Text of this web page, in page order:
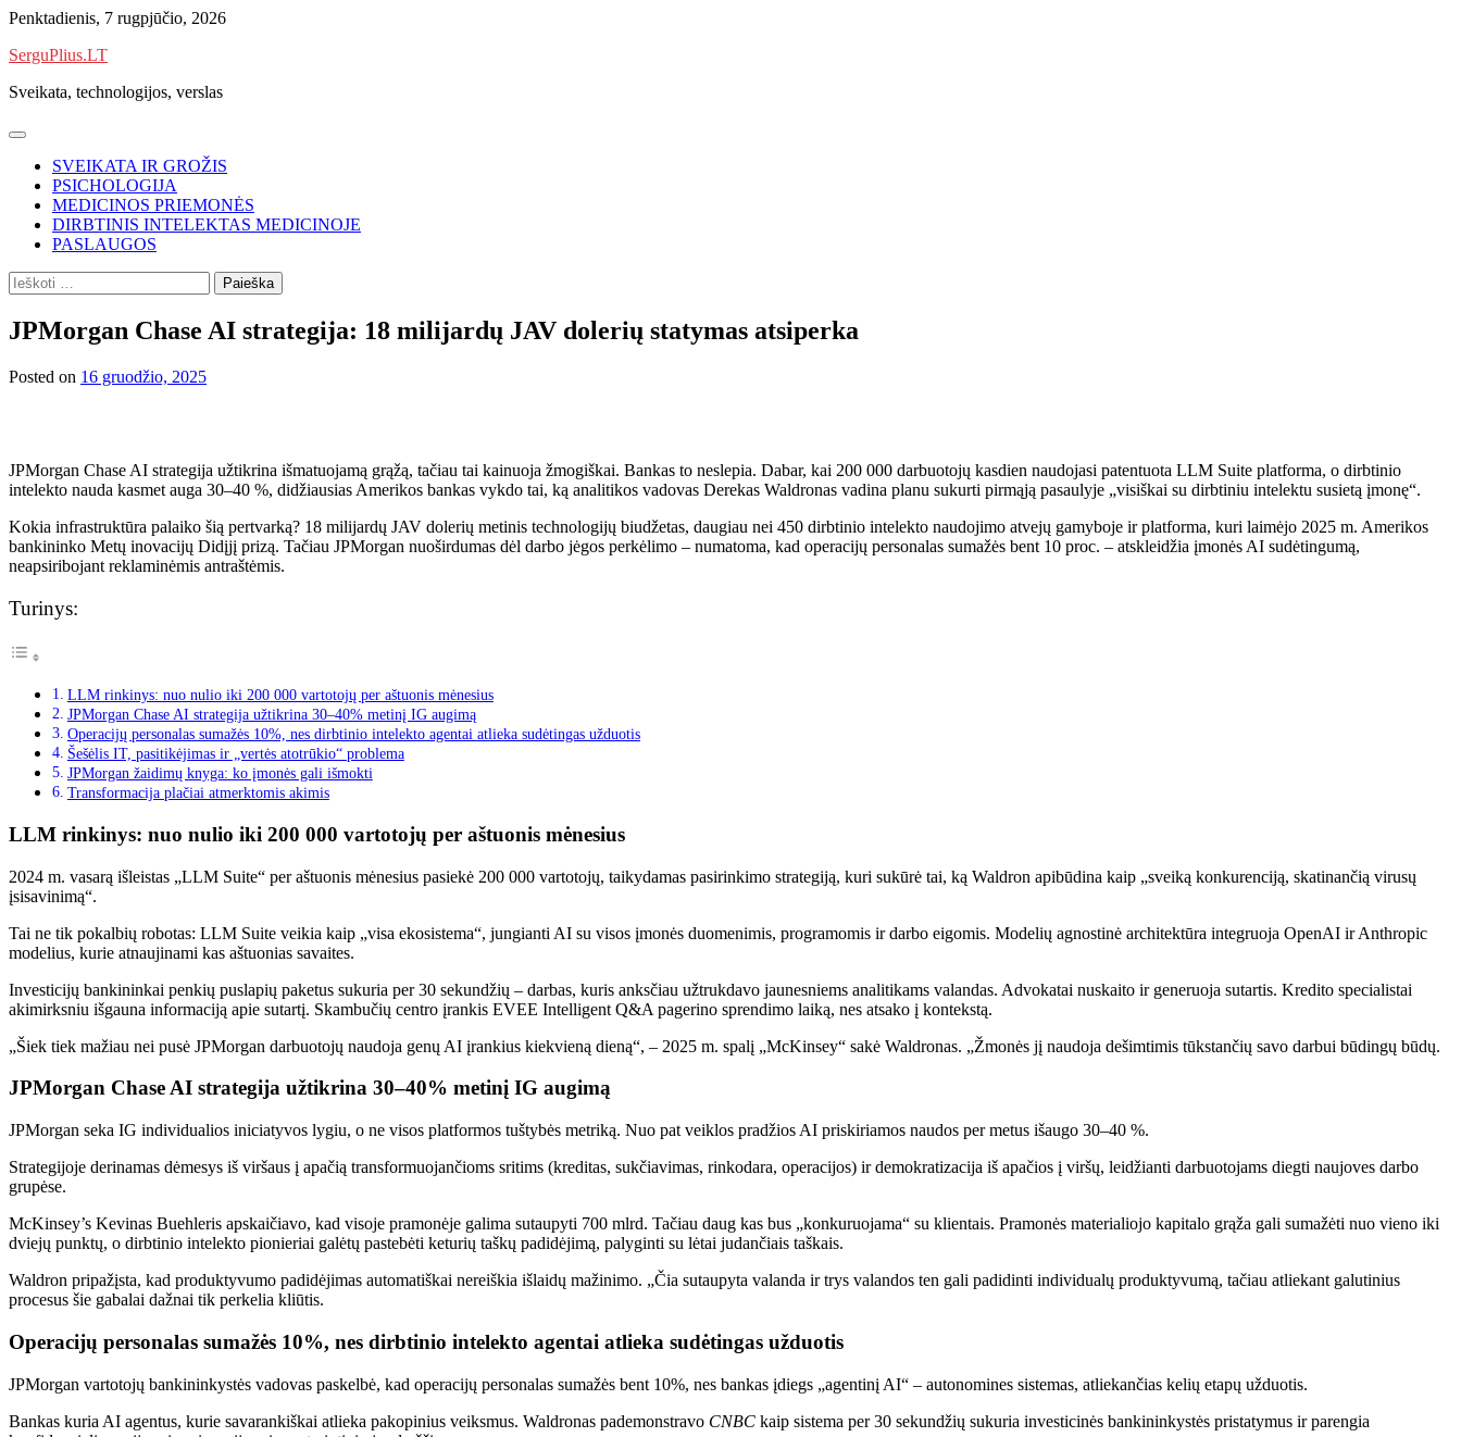
Skip
content
Penktadienis, 7 rugpjūčio, 2026
SerguPlius.LT
Sveikata, technologijos, verslas
SVEIKATA IR GROŽIS
PSICHOLOGIJA
MEDICINOS PRIEMONĖS
DIRBTINIS INTELEKTAS MEDICINOJE
PASLAUGOS
Ieškoti:
JPMorgan Chase AI strategija: 18 milijardų JAV dolerių statymas atsiperka
Posted on 16 gruodžio, 2025
JPMorgan Chase AI strategija užtikrina išmatuojamą grąžą, tačiau tai kainuoja žmogiškai. Bankas to neslepia. Dabar, kai 200 000 darbuotojų kasdien naudojasi patentuota LLM Suite platforma, o dirbtinio
intelekto nauda kasmet auga 30–40 %, didžiausias Amerikos bankas vykdo tai, ką analitikos vadovas Derekas Waldronas vadina planu sukurti pirmąją pasaulyje „visiškai su dirbtiniu intelektu susietą įmonę“.
Kokia infrastruktūra palaiko šią pertvarką? 18 milijardų JAV dolerių metinis technologijų biudžetas, daugiau nei 450 dirbtinio intelekto naudojimo atvejų gamyboje ir platforma, kuri laimėjo 2025 m. Amerikos
bankininko Metų inovacijų Didįjį prizą. Tačiau JPMorgan nuoširdumas dėl darbo jėgos perkėlimo – numatoma, kad operacijų personalas sumažės bent 10 proc. – atskleidžia įmonės AI sudėtingumą,
neapsiribojant reklaminėmis antraštėmis.
Turinys:
LLM rinkinys: nuo nulio iki 200 000 vartotojų per aštuonis mėnesius
JPMorgan Chase AI strategija užtikrina 30–40% metinį IG augimą
Operacijų personalas sumažės 10%, nes dirbtinio intelekto agentai atlieka sudėtingas užduotis
Šešėlis IT, pasitikėjimas ir „vertės atotrūkio“ problema
JPMorgan žaidimų knyga: ko įmonės gali išmokti
Transformacija plačiai atmerktomis akimis
LLM rinkinys: nuo nulio iki 200 000 vartotojų per aštuonis mėnesius
2024 m. vasarą išleistas „LLM Suite“ per aštuonis mėnesius pasiekė 200 000 vartotojų, taikydamas pasirinkimo strategiją, kuri sukūrė tai, ką Waldron apibūdina kaip „sveiką konkurenciją, skatinančią virusų
įsisavinimą“.
Tai ne tik pokalbių robotas: LLM Suite veikia kaip „visa ekosistema“, jungianti AI su visos įmonės duomenimis, programomis ir darbo eigomis. Modelių agnostinė architektūra integruoja OpenAI ir Anthropic
modelius, kurie atnaujinami kas aštuonias savaites.
Investicijų bankininkai penkių puslapių paketus sukuria per 30 sekundžių – darbas, kuris anksčiau užtrukdavo jaunesniems analitikams valandas. Advokatai nuskaito ir generuoja sutartis. Kredito specialistai
akimirksniu išgauna informaciją apie sutartį. Skambučių centro įrankis EVEE Intelligent Q&A pagerino sprendimo laiką, nes atsako į kontekstą.
„Šiek tiek mažiau nei pusė JPMorgan darbuotojų naudoja genų AI įrankius kiekvieną dieną“, – 2025 m. spalį „McKinsey“ sakė Waldronas. „Žmonės jį naudoja dešimtimis tūkstančių savo darbui būdingų būdų.
JPMorgan Chase AI strategija užtikrina 30–40% metinį IG augimą
JPMorgan seka IG individualios iniciatyvos lygiu, o ne visos platformos tuštybės metriką. Nuo pat veiklos pradžios AI priskiriamos naudos per metus išaugo 30–40 %.
Strategijoje derinamas dėmesys iš viršaus į apačią transformuojančioms sritims (kreditas, sukčiavimas, rinkodara, operacijos) ir demokratizacija iš apačios į viršų, leidžianti darbuotojams diegti naujoves darbo
grupėse.
McKinsey’s Kevinas Buehleris apskaičiavo, kad visoje pramonėje galima sutaupyti 700 mlrd. Tačiau daug kas bus „konkuruojama“ su klientais. Pramonės materialiojo kapitalo grąža gali sumažėti nuo vieno iki
dviejų punktų, o dirbtinio intelekto pionieriai galėtų pastebėti keturių taškų padidėjimą, palyginti su lėtai judančiais taškais.
Waldron pripažįsta, kad produktyvumo padidėjimas automatiškai nereiškia išlaidų mažinimo. „Čia sutaupyta valanda ir trys valandos ten gali padidinti individualų produktyvumą, tačiau atliekant galutinius
procesus šie gabalai dažnai tik perkelia kliūtis.
Operacijų personalas sumažės 10%, nes dirbtinio intelekto agentai atlieka sudėtingas užduotis
JPMorgan vartotojų bankininkystės vadovas paskelbė, kad operacijų personalas sumažės bent 10%, nes bankas įdiegs „agentinį AI“ – autonomines sistemas, atliekančias kelių etapų užduotis.
Bankas kuria AI agentus, kurie savarankiškai atlieka pakopinius veiksmus. Waldronas pademonstravo CNBC kaip sistema per 30 sekundžių sukuria investicinės bankininkystės pristatymus ir parengia